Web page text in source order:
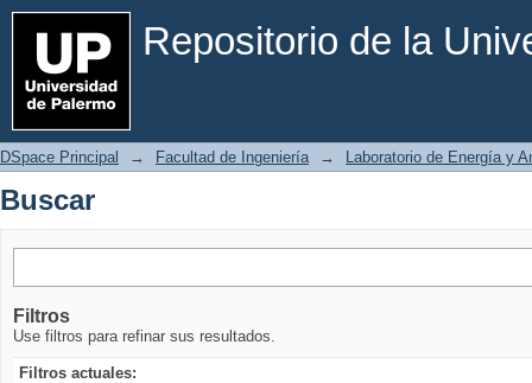
Repositorio de la
Buscar
DSpace Principal → Facultad de Ingeniería → Laboratorio de Energía y
Buscar
Filtros
Use filtros para refinar sus resultados.
Filtros actuales: